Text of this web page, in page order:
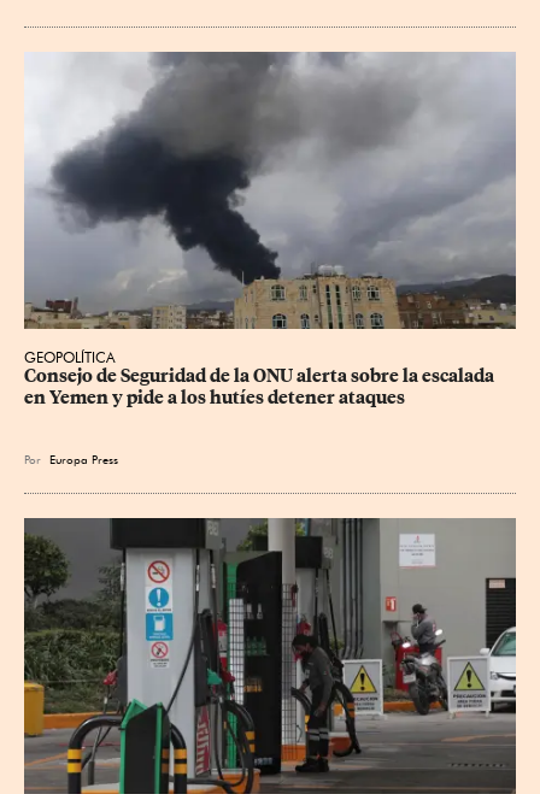
GEOPOLÍTICA
Consejo de Seguridad de la ONU alerta sobre la escalada
en Yemen y pide a los hutíes detener ataques
Por Europa Press